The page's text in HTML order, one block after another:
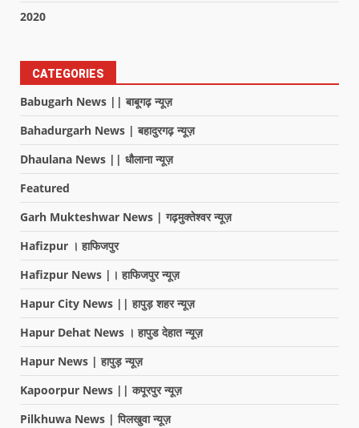
2020
CATEGORIES
Babugarh News || बाबूगढ़ न्यूज़
Bahadurgarh News | बहादुरगढ़ न्यूज़
Dhaulana News || धौलाना न्यूज़
Featured
Garh Mukteshwar News | गढ़मुक्तेश्वर न्यूज़
Hafizpur । हाफिजपुर
Hafizpur News |। हाफिजपुर न्यूज़
Hapur City News || हापुड़ शहर न्यूज़
Hapur Dehat News । हापुड देहात न्यूज़
Hapur News | हापुड़ न्यूज़
Kapoorpur News || कपूरपुर न्यूज़
Pilkhuwa News | पिलखुवा न्यूज़